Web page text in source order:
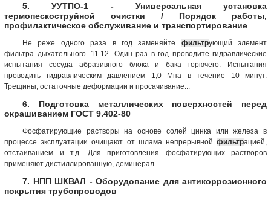
5. УУТПО-1 - Универсальная установка
термопескоструйной очистки / Порядок работы,
профилактическое обслуживание и транспортирование
Не реже одного раза в год заменяйте фильтрующий элемент
фильтра дыхательного. 11.12. Один раз в год проводите гидравлические
испытания сосуда абразивного блока и бака горючего. Испытания
проводить гидравлическим давлением 1,0 Мпа в течение 10 минут.
Трещины, остаточные деформации и просачивание...
6. Подготовка металлических поверхностей перед
окрашиванием ГОСТ 9.402-80
Фосфатирующие растворы на основе солей цинка или железа в
процессе эксплуатации очищают от шлама непрерывной фильтрацией,
отстаиванием и т.д. Для приготовления фосфатирующих растворов
применяют дистиллированную, деминерал...
7. НПП ШКВАЛ - Оборудование для антикоррозионного
покрытия трубопроводов